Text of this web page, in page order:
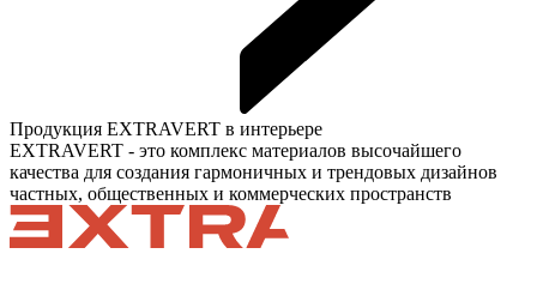
Продукция EXTRAVERT в интерьере
EXTRAVERT - это комплекс материалов высочайшего
качества для создания гармоничных и трендовых дизайнов
частных, общественных и коммерческих пространств